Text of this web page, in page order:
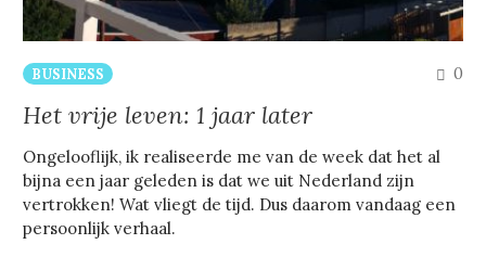
BUSINESS 0
Het vrije leven: 1 jaar later
Ongelooflijk, ik realiseerde me van de week dat het al
bijna een jaar geleden is dat we uit Nederland zijn
vertrokken! Wat vliegt de tijd. Dus daarom vandaag een
persoonlijk verhaal.